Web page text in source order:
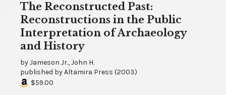
The Reconstructed Past:
Reconstructions in the Public
Interpretation of Archaeology
and History
byJameson Jr., John H.
published byAltamira Press (2003)
$59.00